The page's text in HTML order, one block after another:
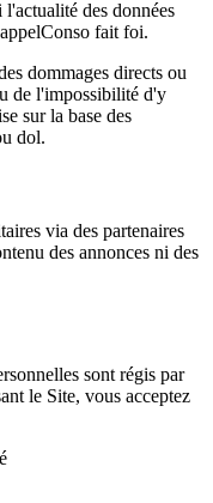
des données
fait foi.
dommages directs ou
de l'impossibilité d'y
sur la base des
dol.
via des partenaires
des annonces ni des
sont régis par
le Site, vous acceptez